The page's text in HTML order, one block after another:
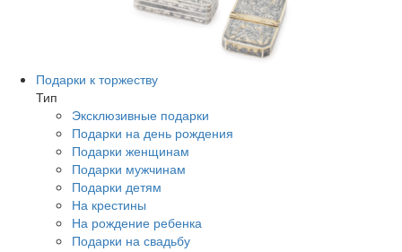
Подарки к торжеству
Тип
Эксклюзивные подарки
Подарки на день рождения
Подарки женщинам
Подарки мужчинам
Подарки детям
На крестины
На рождение ребенка
Подарки на свадьбу